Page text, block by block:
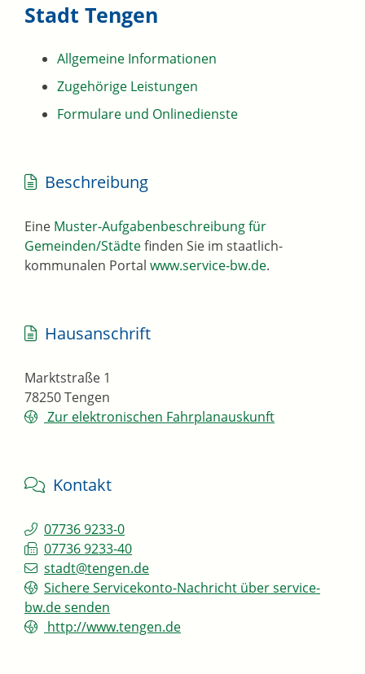
Stadt Tengen
Allgemeine Informationen
Zugehörige Leistungen
Formulare und Onlinedienste
Beschreibung
Eine Muster-Aufgabenbeschreibung für
Gemeinden/Städtefinden Sie im staatlich-
kommunalen Portal www.service-bw.de.
Hausanschrift
Marktstraße 1
78250Tengen
Zur elektronischen Fahrplanauskunft
Kontakt
07736 9233-0
07736 9233-40
stadt@tengen.de
Sichere Servicekonto-Nachricht über service-
bw.de senden
http://www.tengen.de